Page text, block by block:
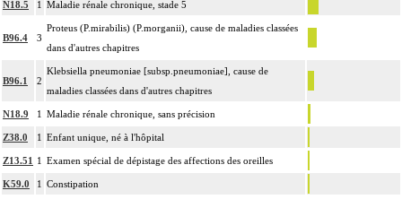
N18.5 1 Maladie rénale chronique, stade 5
B96.4 3
Proteus (P.mirabilis) (P.morganii), cause de maladies classées
dans d'autres chapitres
B96.1 2
Klebsiella pneumoniae [subsp.pneumoniae], cause de
maladies classées dans d'autres chapitres
N18.9 1 Maladie rénale chronique, sans précision
Z38.0 1 Enfant unique, né à l'hôpital
Z13.51 1 Examen spécial de dépistage des affections des oreilles
K59.0 1 Constipation